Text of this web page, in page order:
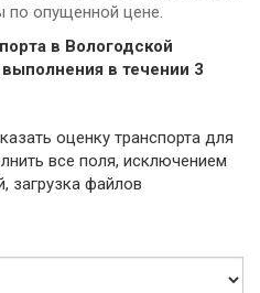
по опущенной цене.
в Вологодской
в течении 3
для
все поля, исключением
загрузка файлов